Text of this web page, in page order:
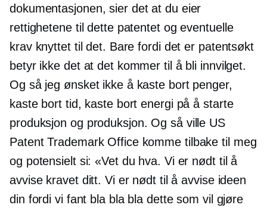
dokumentasjonen, sier det at du eier
rettighetene til dette patentet og eventuelle
krav knyttet til det. Bare fordi det er patentsøkt
betyr ikke det at det kommer til å bli innvilget.
Og så jeg ønsket ikke å kaste bort penger,
kaste bort tid, kaste bort energi på å starte
produksjon og produksjon. Og så ville US
Patent Trademark Office komme tilbake til meg
og potensielt si: «Vet du hva. Vi er nødt til å
avvise kravet ditt. Vi er nødt til å avvise ideen
din fordi vi fant bla bla bla dette som vil gjøre